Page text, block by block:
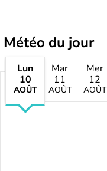
Météo du jour
Lun
10
AOÛT
Mar
11
AOÛT
Mer
12
AOÛT